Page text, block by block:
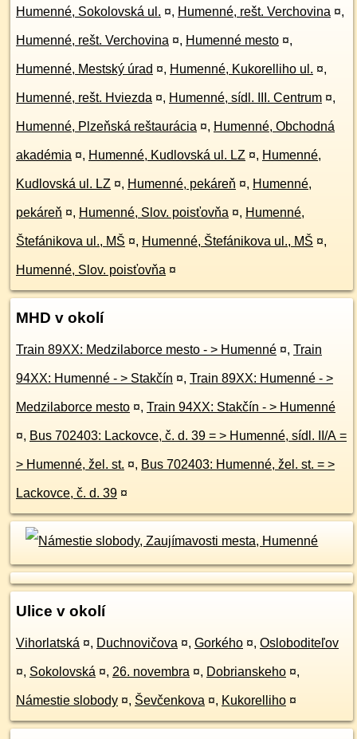
Humenné, Sokolovská ul. ¤, Humenné, rešt. Verchovina ¤,
Humenné, rešt. Verchovina ¤, Humenné mesto ¤,
Humenné, Mestský úrad ¤, Humenné, Kukorelliho ul. ¤,
Humenné, rešt. Hviezda ¤, Humenné, sídl. III. Centrum ¤,
Humenné, Plzeňská reštaurácia ¤, Humenné, Obchodná
akadémia ¤, Humenné, Kudlovská ul. LZ ¤, Humenné,
Kudlovská ul. LZ ¤, Humenné, pekáreň ¤, Humenné,
pekáreň ¤, Humenné, Slov. poisťovňa ¤, Humenné,
Štefánikova ul., MŠ ¤, Humenné, Štefánikova ul., MŠ ¤,
Humenné, Slov. poisťovňa ¤
MHD v okolí
Train 89XX: Medzilaborce mesto - > Humenné ¤, Train
94XX: Humenné - > Stakčín ¤, Train 89XX: Humenné - >
Medzilaborce mesto ¤, Train 94XX: Stakčín - > Humenné
¤, Bus 702403: Lackovce, č. d. 39 = > Humenné, sídl. II/A =
> Humenné, žel. st. ¤, Bus 702403: Humenné, žel. st. = >
Lackovce, č. d. 39 ¤
Ulice v okolí
Vihorlatská ¤, Duchnovičova ¤, Gorkého ¤, Osloboditeľov
¤, Sokolovská ¤, 26. novembra ¤, Dobrianskeho ¤,
Námestie slobody ¤, Ševčenkova ¤, Kukorelliho ¤